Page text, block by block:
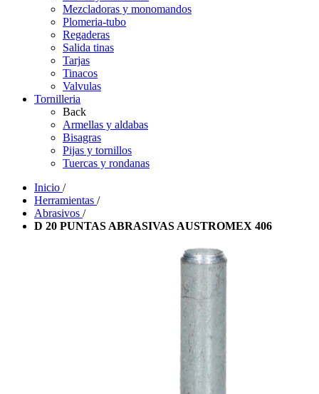
Mezcladoras y monomandos
Plomeria-tubo
Regaderas
Salida tinas
Tarjas
Tinacos
Valvulas
Tornilleria
Back
Armellas y aldabas
Bisagras
Pijas y tornillos
Tuercas y rondanas
Inicio /
Herramientas /
Abrasivos /
D 20 PUNTAS ABRASIVAS AUSTROMEX 406